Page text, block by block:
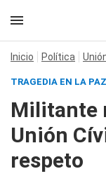
Inicio Política
TRAGEDIA EN LA PAZ
Militante
Unión
respeto